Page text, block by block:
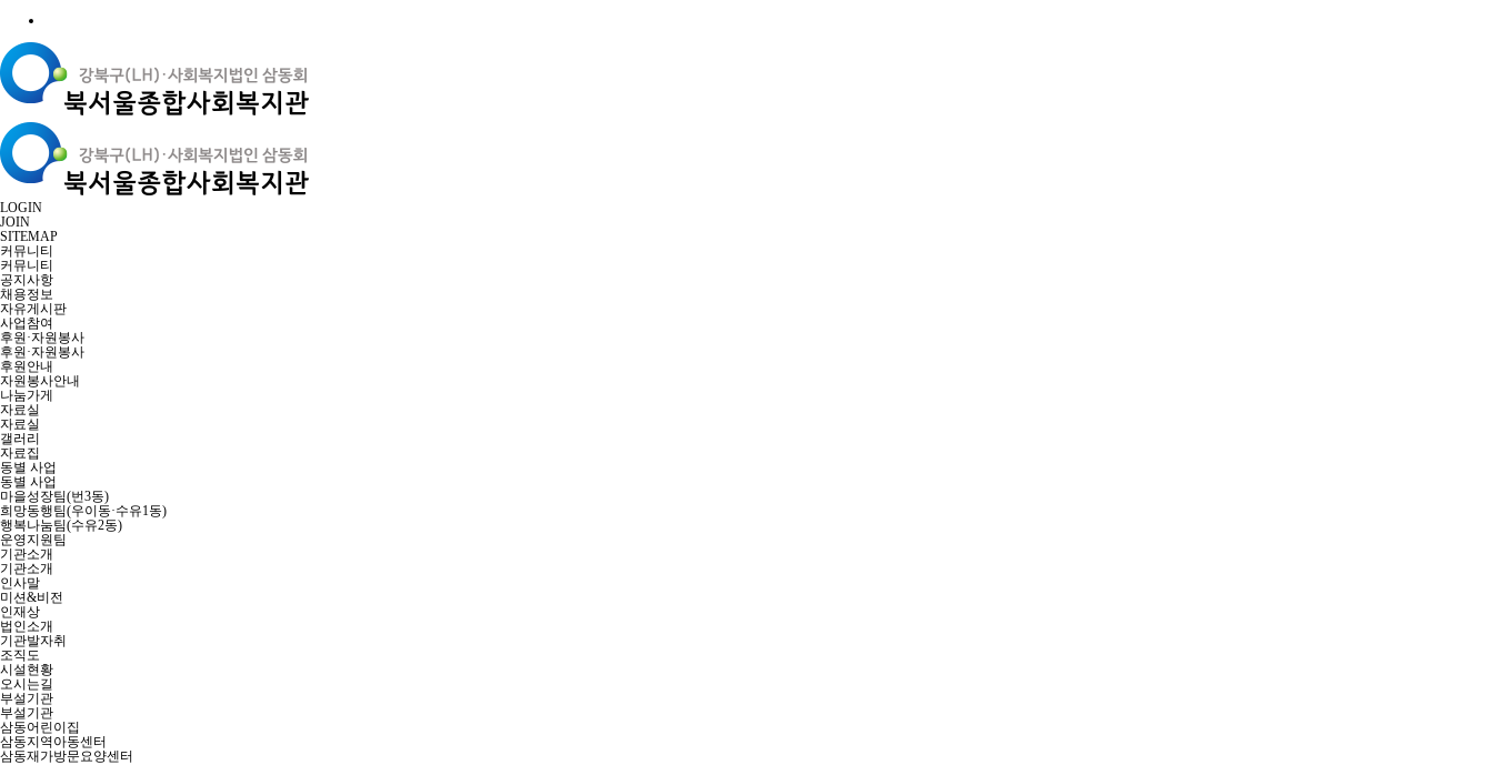
LOGIN
JOIN
SITEMAP
커뮤니티
커뮤니티
공지사항
채용정보
자유게시판
사업참여
후원·자원봉사
후원·자원봉사
후원안내
자원봉사안내
나눔가게
자료실
자료실
갤러리
자료집
동별 사업
동별 사업
마을성장팀(번3동)
희망동행팀(우이동·수유1동)
행복나눔팀(수유2동)
운영지원팀
기관소개
기관소개
인사말
미션&비전
인재상
법인소개
기관발자취
조직도
시설현황
오시는길
부설기관
부설기관
삼동어린이집
삼동지역아동센터
삼동재가방문요양센터